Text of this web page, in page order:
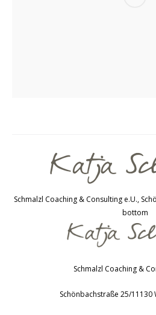
Schmalzl Coaching & Consulting e.U.,
bottom
Schmalzl Coaching &
Schönbachstraße 25/1 1130